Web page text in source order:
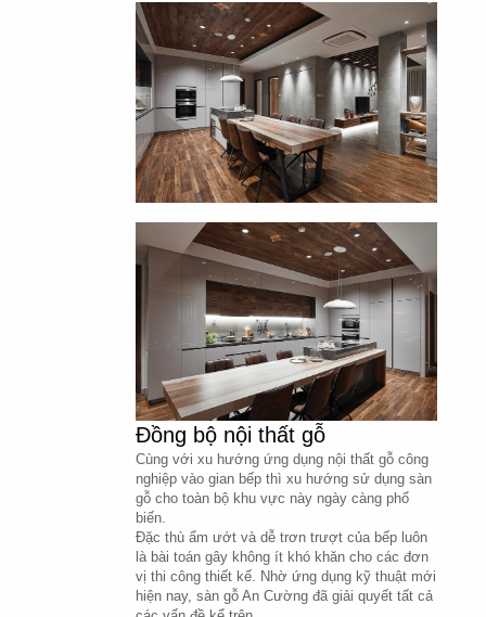
Đồng bộ nội thất gỗ
Cùng với xu hướng ứng dụng nội thất gỗ công
nghiệp vào gian bếp thì xu hướng sử dụng sàn
gỗ cho toàn bộ khu vực này ngày càng phổ
biến.
Đặc thù ẩm ướt và dễ trơn trượt của bếp luôn
là bài toán gây không ít khó khăn cho các đơn
vị thi công thiết kế. Nhờ ứng dụng kỹ thuật mới
hiện nay, sàn gỗ An Cường đã giải quyết tất cả